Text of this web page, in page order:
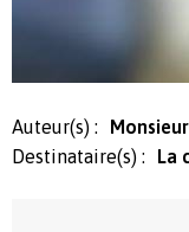
Auteur(s) :
Destinataire(s) :
La